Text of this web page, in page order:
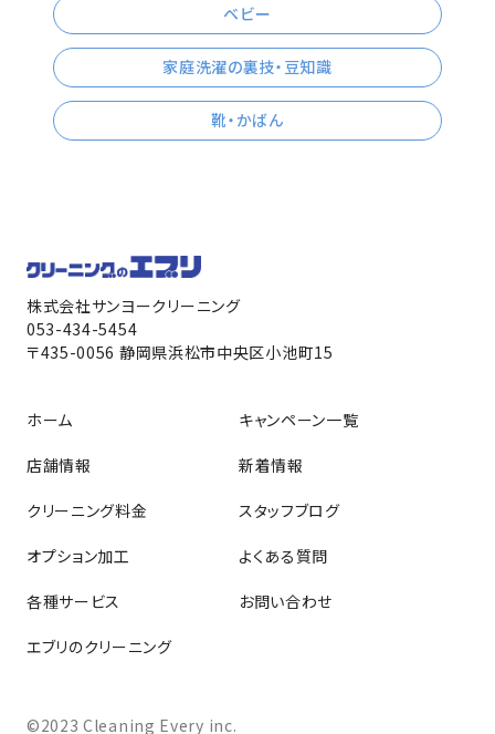
ベビー
家庭洗濯の裏技・豆知識
靴・かばん
株式会社サンヨークリーニング
053-434-5454
〒435-0056 静岡県浜松市中央区小池町15
ホーム
店舗情報
クリーニング料金
オプション加工
各種サービス
エブリのクリーニング
キャンペーン一覧
新着情報
スタッフブログ
よくある質問
お問い合わせ
©2023 Cleaning Every inc.